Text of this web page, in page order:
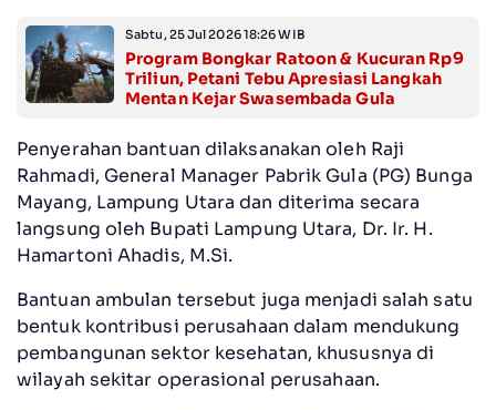
Sabtu, 25 Jul 2026 18:26 WIB
Program Bongkar Ratoon & Kucuran Rp9
Triliun, Petani Tebu Apresiasi Langkah
Mentan Kejar Swasembada Gula
Penyerahan bantuan dilaksanakan oleh Raji
Rahmadi, General Manager Pabrik Gula (PG) Bunga
Mayang, Lampung Utara dan diterima secara
langsung oleh Bupati Lampung Utara, Dr. Ir. H.
Hamartoni Ahadis, M.Si.
Bantuan ambulan tersebut juga menjadi salah satu
bentuk kontribusi perusahaan dalam mendukung
pembangunan sektor kesehatan, khususnya di
wilayah sekitar operasional perusahaan.